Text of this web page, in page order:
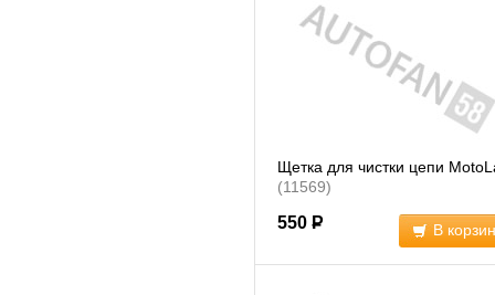
Щетка для чистки цепи
(11569)
550 Р В